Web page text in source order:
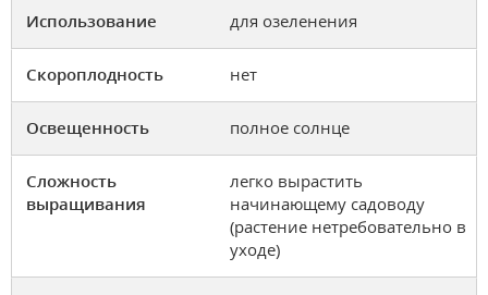
Использование для озеленения
Скороплодность нет
Освещенность полное солнце
Сложность
выращивания
легко вырастить
начинающему садоводу
(растение нетребовательно в
уходе)